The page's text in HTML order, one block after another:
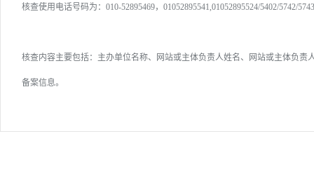
核查使用电话号码为：010-52895469，01052895541,01052895524/5402/5742/
核查内容主要包括：主办单位名称、网站或主体负责人姓名、网站或主体负
备案信息。